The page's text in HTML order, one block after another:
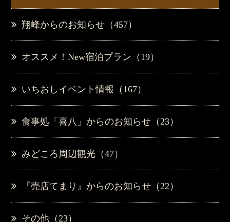
翔峰からのお知らせ（457）
オススメ！New宿泊プラン（19）
いちおしイベント情報（167）
食事処「喜八」からのお知らせ（23）
みどころ周辺観光（47）
『売店てまり』からのお知らせ（22）
その他（23）